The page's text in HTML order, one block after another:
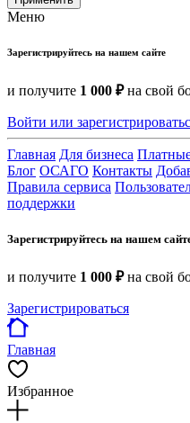
Меню
Зарегистрируйтесь на нашем сайте
и получите 1 000 ₽на свой
Войти или
Главная Для бизнеса
Блог ОСАГО Контакты
Правила сервиса
поддержки
Зарегистрируйтесь на нашем
и получите 1 000 ₽на свой
Зарегистрироваться
Главная
Избранное